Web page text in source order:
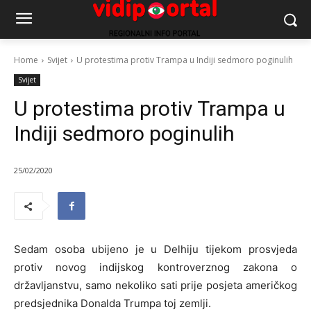
Home Svijet U protestima protiv Trampa u Indiji sedmoro poginulih
Svijet
U protestima protiv Trampa u
Indiji sedmoro poginulih
25/02/2020
Sedam osoba ubijeno je u Delhiju tijekom prosvjeda
protiv novog indijskog kontroverznog zakona o
državljanstvu, samo nekoliko sati prije posjeta američkog
predsjednika Donalda Trumpa toj zemlji.